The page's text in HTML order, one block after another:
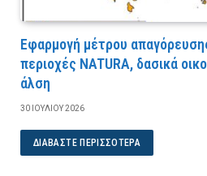
Εφαρμογή μέτρου
περιοχές NATURA, δασικά
άλση
30 ΙΟΥΛΊΟΥ 2026
ΔΙΑΒΆΣΤΕ ΠΕΡΙΣΣΌΤΕΡΑ